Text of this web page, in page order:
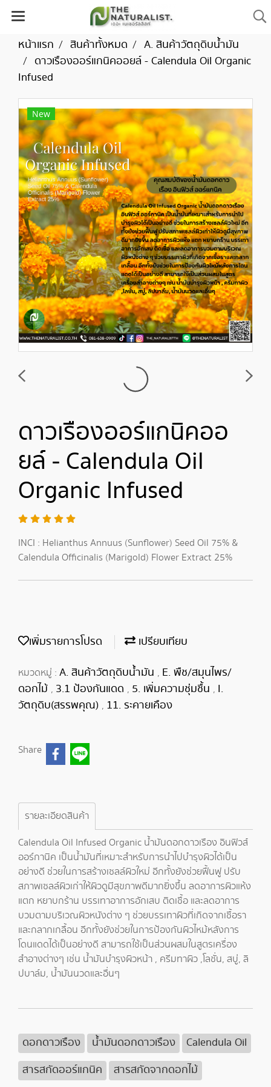
หน้าแรก สินค้าทั้งหมด
A. สินค้าวัตถุดิบน้ำมัน
ดาวเรืองออร์แกนิคออยล์ - Calendula Oil Organic
Infused
New
ดาวเรืองออร์แกนิคออ
ยล์ - Calendula Oil
Organic Infused
INCI : Helianthus Annuus (Sunflower) Seed Oil 75% &
Calendula Officinalis (Marigold) Flower Extract 25%
เพิ่มรายการโปรด เปรียบเทียบ
หมวดหมู่ : A. สินค้าวัตถุดิบน้ำมัน , E. พืช/สมุนไพร/
ดอกไม้ , 3.1 ป้องกันแดด , 5. เพิ่มความชุ่มชื้น , I.
วัตถุดิบ(สรรพคุณ) , 11. ระคายเคือง
Share
รายละเอียดสินค้า
Calendula Oil Infused Organic น้ำมันดอกดาวเรือง อินฟิวส์
ออร์กานิค เป็นน้ำมันที่เหมาะสำหรับการนำไปบำรุงผิวได้เป็น
อย่างดี ช่วยในการสร้างเซลล์ผิวใหม่ อีกทั้งยังช่วยฟื้นฟู ปรับ
สภาพเซลล์ผิวเก่าให้ผิวดูมีสุขภาพดีมากยิ่งขึ้น ลดอาการผิวแห้ง
แตก หยาบกร้าน บรรเทาอาการอักเสบ ติดเชื้อ และลดอาการ
บวมตามบริเวณผิวหนังต่าง ๆ ช่วยบรรเทาผิวที่เกิดจากเชื้อรา
และกลากเกลื้อน อีกทั้งยังช่วยในการป้องกันผิวไหม้หลังการ
โดนแดดได้เป็นอย่างดี สามารถใช้เป็นส่วนผสมในสูตรเครื่อง
สำอางต่างๆ เช่น น้ำมันบำรุงผิวหน้า , ครีมทาผิว ,โลชั่น, สบู่, ลิ
ปบาล์ม, น้ำมันนวดและอื่นๆ
ดอกดาวเรือง น้ำมันดอกดาวเรือง
Calendula Oil
สารสกัดออร์แกนิค
สารสกัดจากดอกไม้